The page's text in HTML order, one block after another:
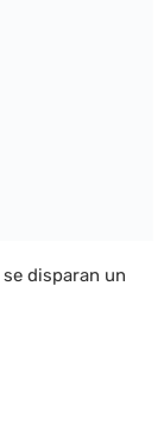
disparan un